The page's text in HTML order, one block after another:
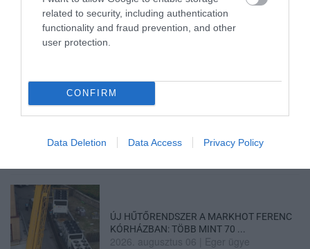
related to security, including authentication
functionality and fraud prevention, and other
user protection.
CONFIRM
Data Deletion Data Access Privacy Policy
LAKÓÉPÜLETEK LÁNGOLTAK SZERDÁN
2026. augusztus 06|Riasztó
„NEM TETTÜNK NYOMÁST A FIUNKRA” –
EGY EGRI CSALÁD TÖRTÉNE...
ÚJ HŰTŐRENDSZER A MARKHOT FERENC
KÓRHÁZBAN: TÖBB MINT 70 ...
2026. augusztus 06 Eger ügye